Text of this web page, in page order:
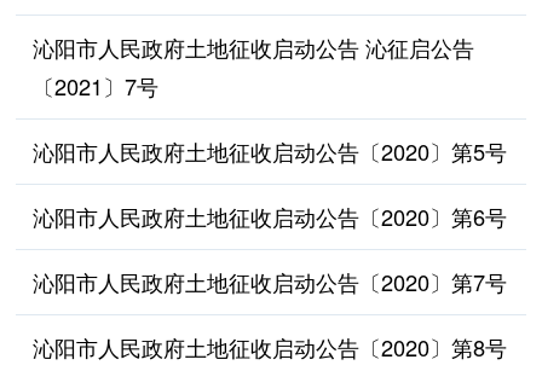
沁阳市人民政府土地征收启动公告 沁征启公告
〔2021〕7号
沁阳市人民政府土地征收启动公告〔2020〕第5号
沁阳市人民政府土地征收启动公告〔2020〕第6号
沁阳市人民政府土地征收启动公告〔2020〕第7号
沁阳市人民政府土地征收启动公告〔2020〕第8号